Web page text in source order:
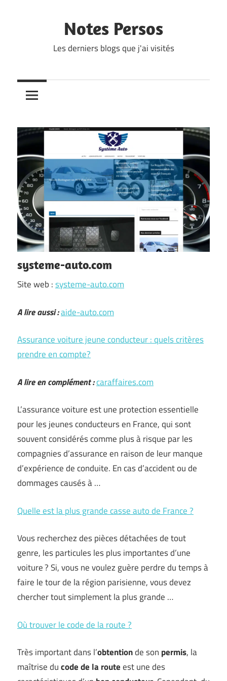
Notes Persos
Les derniers blogs que j'ai visités
systeme-auto.com
Site web :systeme-auto.com
A lire aussi :aide-auto.com
Assurance voiture jeune conducteur : quels critères
prendre en compte?
A lire en complément :caraffaires.com
L’assurance voiture est une protection essentielle
pour les jeunes conducteurs en France, qui sont
souvent considérés comme plus à risque par les
compagnies d’assurance en raison de leur manque
d’expérience de conduite. En cas d’accident ou de
dommages causés à …
Quelle est la plus grande casse auto de France ?
Vous recherchez des pièces détachées de tout
genre, les particules les plus importantes d’une
voiture ? Si, vous ne voulez guère perdre du temps à
faire le tour de la région parisienne, vous devez
chercher tout simplement la plus grande …
Où trouver le code de la route ?
Très important dans l’obtentionde son permis, la
maîtrise ducode de la routeest une des